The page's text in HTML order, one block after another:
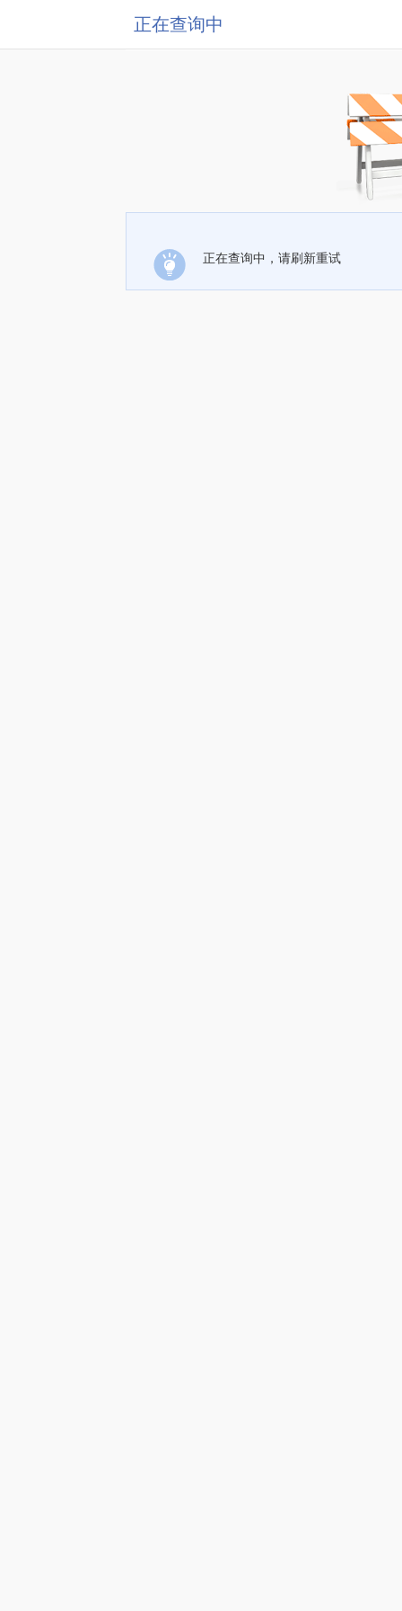
正在查询中
正在查询中，请刷新重试